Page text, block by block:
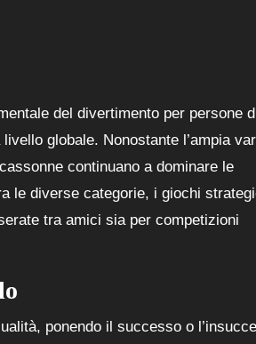
del divertimento per persone
globale. Nonostante l’ampia
continuano a dominare le
le diverse categorie, i giochi
tra amici sia per competizioni
ponendo il successo o